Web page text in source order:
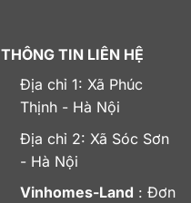
THÔNG TIN LIÊN HỆ
Địa chỉ 1: Xã Phúc
Thịnh - Hà Nội
Địa chỉ 2: Xã Sóc Sơn
- Hà Nội
Vinhomes-Land : Đơn